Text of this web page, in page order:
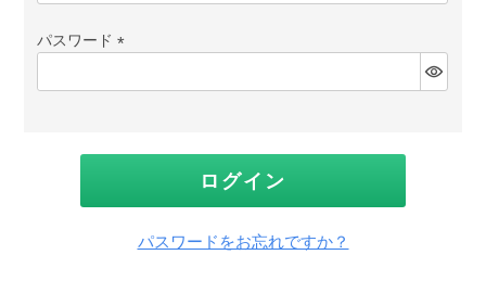
須)
パスワード
須)
ログイン
パスワードをお忘れですか？